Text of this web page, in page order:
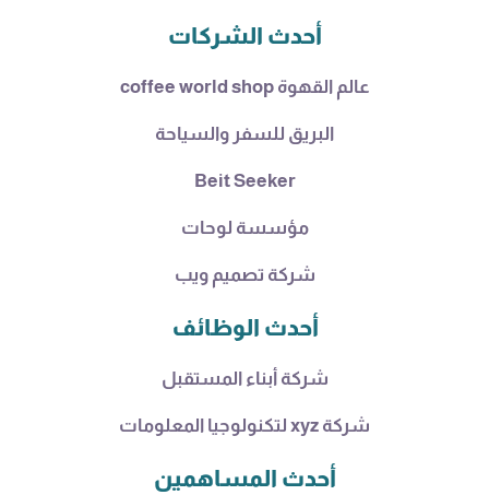
أحدث الشركات
عالم القهوة coffee world shop
البريق للسفر والسياحة
Beit Seeker
مؤسسة لوحات
شركة تصميم ويب
أحدث الوظائف
شركة أبناء المستقبل
شركة xyz لتكنولوجيا المعلومات
أحدث المساهمين